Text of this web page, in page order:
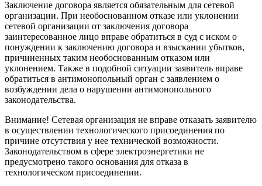
Заключение договора является обязательным для сетевой
организации. При необоснованном отказе или уклонении
сетевой организации от заключения договора
заинтересованное лицо вправе обратиться в суд с иском о
понуждении к заключению договора и взыскании убытков,
причиненных таким необоснованным отказом или
уклонением. Также в подобной ситуации заявитель вправе
обратиться в антимонопольный орган с заявлением о
возбуждении дела о нарушении антимонопольного
законодательства.
Внимание! Сетевая организация не вправе отказать заявителю
в осуществлении технологического присоединения по
причине отсутствия у нее технической возможности.
Законодательством в сфере электроэнергетики не
предусмотрено такого основания для отказа в
технологическом присоединении.